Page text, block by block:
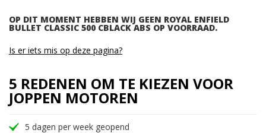
OP DIT MOMENT HEBBEN WIJ GEEN ROYAL ENFIELD
BULLET CLASSIC 500 CBLACK ABS OP VOORRAAD.
Is er iets mis op deze pagina?
5 REDENEN OM TE KIEZEN VOOR
JOPPEN MOTOREN
5 dagen per week geopend